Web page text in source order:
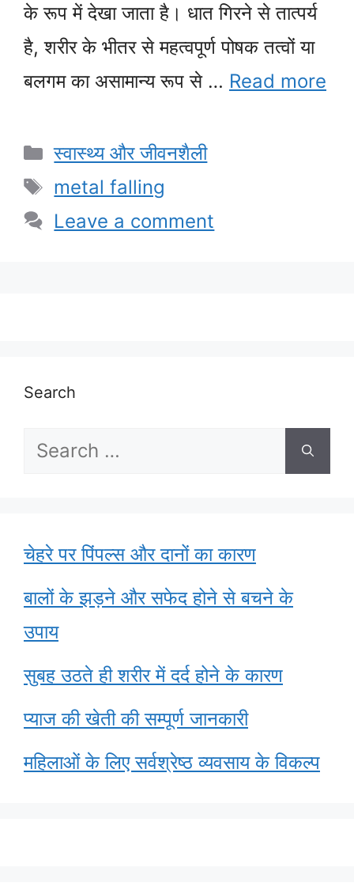
के रूप में देखा जाता है। धात गिरने से तात्पर्य
है, शरीर के भीतर से महत्वपूर्ण पोषक तत्वों या
बलगम का असामान्य रूप से … Read more
Categories
स्वास्थ्य और जीवनशैली
Tags
metal falling
Leave a comment
Search
Search
चेहरे पर पिंपल्स और दानों का कारण
बालों के झड़ने और सफेद होने से बचने के
उपाय
सुबह उठते ही शरीर में दर्द होने के कारण
प्याज की खेती की सम्पूर्ण जानकारी
महिलाओं के लिए सर्वश्रेष्ठ व्यवसाय के विकल्प